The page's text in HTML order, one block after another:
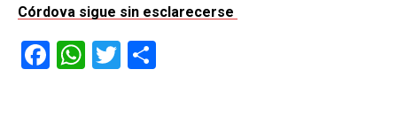
Córdova sigue sin esclarecerse
F
W T